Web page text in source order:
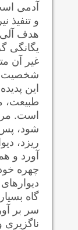
آدمی
و تنفیذ
هدف
یگانگی
غیر آن
شخصیت
این
طبیعت،
است.
شود،
ریزد،
آورد و
چهره
گاه
سر بر
ناگزیری